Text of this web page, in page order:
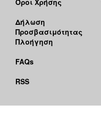
Όροι Χρήσης
Δήλωση
Προσβασιμότητας
Πλοήγηση
FAQs
RSS